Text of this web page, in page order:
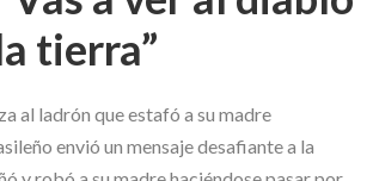
tierra”
envió un mensaje desafiante a la